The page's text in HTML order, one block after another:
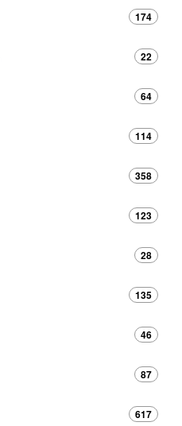
174
22
64
114
358
123
28
135
46
87
617